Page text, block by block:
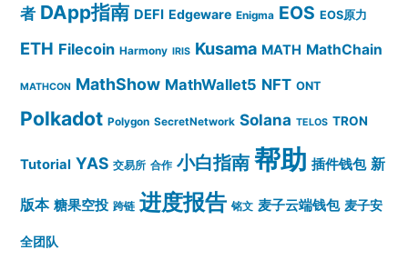
者 DApp指南 DEFI Edgeware Enigma EOS EOS原力
ETH Filecoin Harmony IRIS Kusama MATH MathChain
MATHCON MathShow MathWallet5 NFT ONT
Polkadot Polygon SecretNetwork Solana TELOS TRON
Tutorial YAS 交易所 合作 小白指南 帮助 插件钱包 新
版本 糖果空投 跨链 进度报告 铭文 麦子云端钱包 麦子安
全团队